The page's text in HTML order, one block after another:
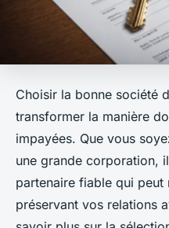
Choisir la bonne société
transformer la manière
impayées. Que vous
une grande corporation,
partenaire fiable qui
préservant vos relations